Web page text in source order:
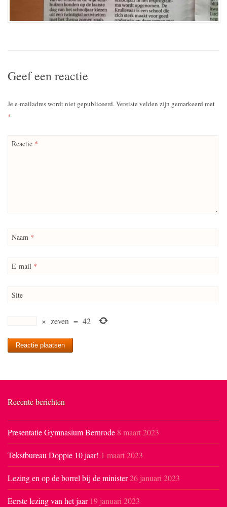
Geef een reactie
Je e-mailadres wordt niet gepubliceerd.Vereiste velden zijn gemarkeerd met
*
Reactie *
Naam *
E-mail *
Site
× zeven = 42
Recente berichten
Presentatie Gymnasium Bernrode 8 maart 2023
Tekstbureau Doppie 10 jaar! 1 maart 2023
Lezing en op de borrel bij de minister26 januari 2023
Eerste lezing van het jaar 19 januari 2023